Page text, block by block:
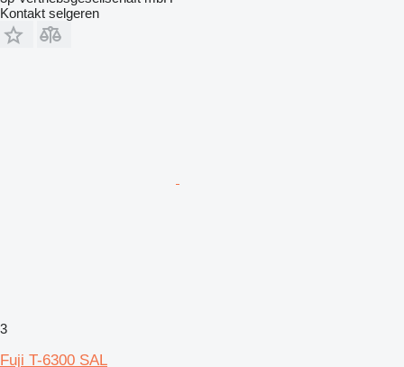
Kontakt selgeren
3
Fuji T-6300 SAL